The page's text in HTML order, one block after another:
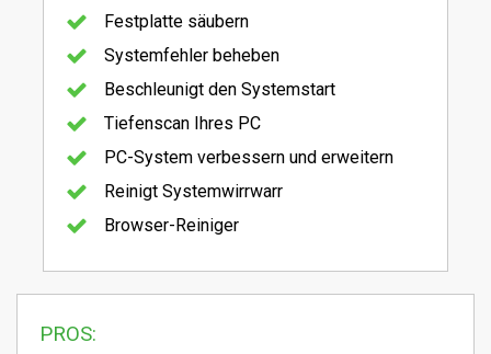
Festplatte säubern
Systemfehler beheben
Beschleunigt den Systemstart
Tiefenscan Ihres PC
PC-System verbessern und erweitern
Reinigt Systemwirrwarr
Browser-Reiniger
PROS: